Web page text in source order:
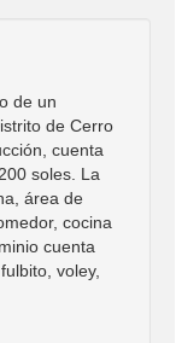
de un
de Cerro
cuenta
soles. La
área de
cocina
cuenta
voley,